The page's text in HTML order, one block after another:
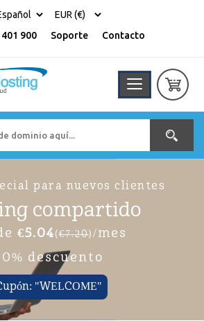
900 Soporte Contacto
para nuevos clientes
compartido
€5.04 (€7.20) /mes
descuento
"WELCOME"